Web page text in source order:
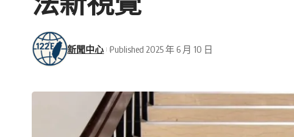
新聞中心 Published 2025 年 6 月 10 日